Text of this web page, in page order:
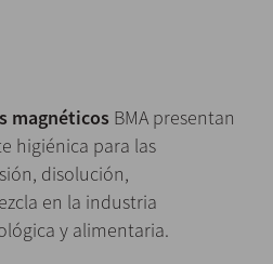
magnéticos BMA presentan
higiénica para las
disolución,
en la industria
y alimentaria.